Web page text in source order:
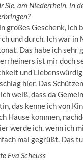
Sie, am Niederrhein, in
großes Geschenk, ich
und durch. Ich war in
Das habe ich sehr
ist mir doch
und
hier. Das
weiß, dass da
das kenne ich von
Hause kommen,
werde ich, wenn ich
mal gegrüßt. Das
Eva Scheuss